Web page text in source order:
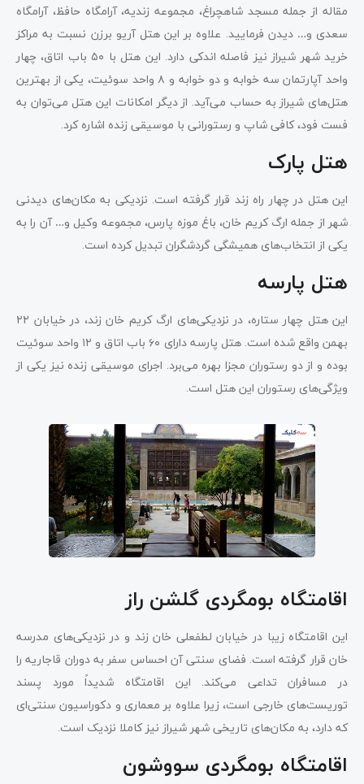
مقاله از جمله مسجد شاهچراغ، مجموعه زندیه، آرامگاه حافظ، آرامگاه
سعدی و… دیدن فرمایید. علاوه بر این هتل آریو برزن نسبت به مراکز
خرید شهر شیراز نیز فاصله اندکی دارد. این هتل با ۵۰ باب اتاق، چهار
واحد آپارتمان سه خوابه و دو خوابه و ۸ واحد سوئیت، یکی از بهترین
هتل‌های شیراز به حساب می‌آید. از دیگر امکانات این هتل می‌توان به
فست فود، کافی شاپ و رستورانی با موسیقی زنده اشاره کرد.
هتل پارک
این هتل در چهار راه زند قرار گرفته است. نزدیکی به مکان‌های دیدنی
شهر از جمله ارگ کریم خان، باغ موزه پارس، مجموعه وکیل و… آن را به
یکی از انتخاب‌های همیشگی گردشگران تبدیل کرده است.
هتل پارسه
این هتل چهار ستاره، در نزدیکی‌های ارگ کریم خان زند، در خیابان ۲۲
بهمن واقع شده است. هتل پارسه دارای ۶۰ باب اتاق و ۱۲ واحد سوئیت
بوده و از دو رستوران مجزا بهره می‌برد. اجرای موسیقی زنده نیز یکی از
ویژگی‌های رستوران این هتل است.
اقامتگاه بومگردی گلشن راز
این اقامتگاه زیبا در خیابان لطفعلی خان زند و در نزدیکی‌های مدرسه
خان قرار گرفته است. فضای سنتی آن احساس سفر به دوران قاجاریه را
در مسافران تداعی می‌کند. این اقامتگاه شدیداً مورد پسند
توریست‌های خارجی است، زیرا علاوه بر معماری و دکوراسیون سنتی‌ای
که دارد، به مکان‌های تاریخی شهر شیراز نیز کاملا نزدیک است.
اقامتگاه بومگردی سووشون